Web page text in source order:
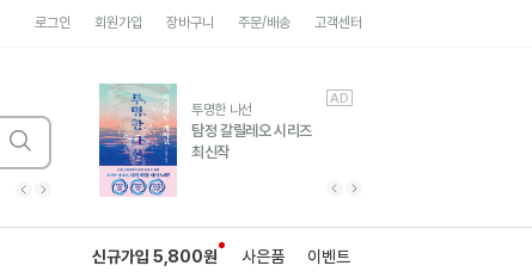
로그인 회원가입 장바구니 주문/배송 고객센터
히가시노게이고 추모 수족관 독하게 돈 공부
유럽 도시 기행3
풍성한 서사와 인문학적
통찰!
AD
투명한 나선
탐정 갈릴레오 시리즈
최신작
AD
신규가입 5,800원 사은품 이벤트